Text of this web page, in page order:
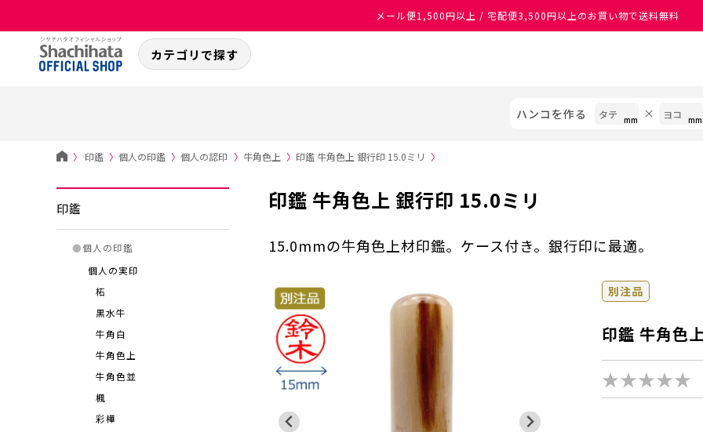
メール便1,500円以上 / 宅配便3,500円以上のお買い物で送料無料
カテゴリで探す
ハンコを作る
〉 印鑑 〉個人の印鑑 〉個人の認印 〉 牛角色上 〉 印鑑 牛角色上 銀行印 15.0ミリ 〉
印鑑
●個人の印鑑
個人の実印
柘
黒水牛
牛角白
牛角色上
牛角色並
楓
彩樺
印鑑 牛角色上 銀行印 15.0ミリ
15.0mmの牛角色上材印鑑。ケース付き。銀行印に最適。
別注品
印鑑 牛角色
★★★★★